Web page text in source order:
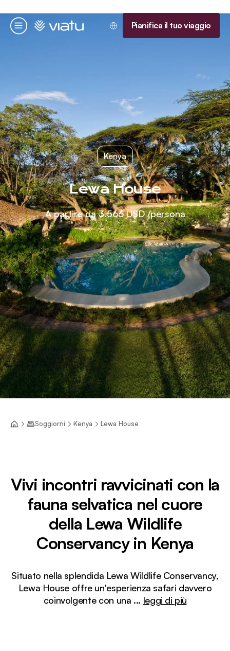
Menu
Homepage Pianifica il tuo viaggio
Kenya
Lewa House
A partire da3.566 USD/persona
Soggiorni Kenya Lewa House
Vivi incontri ravvicinati con la
fauna selvatica nel cuore
della Lewa Wildlife
Conservancy in Kenya
Situato nella splendida Lewa Wildlife Conservancy,
Lewa House offre un'esperienza safari davvero
coinvolgente con una ... leggi di più